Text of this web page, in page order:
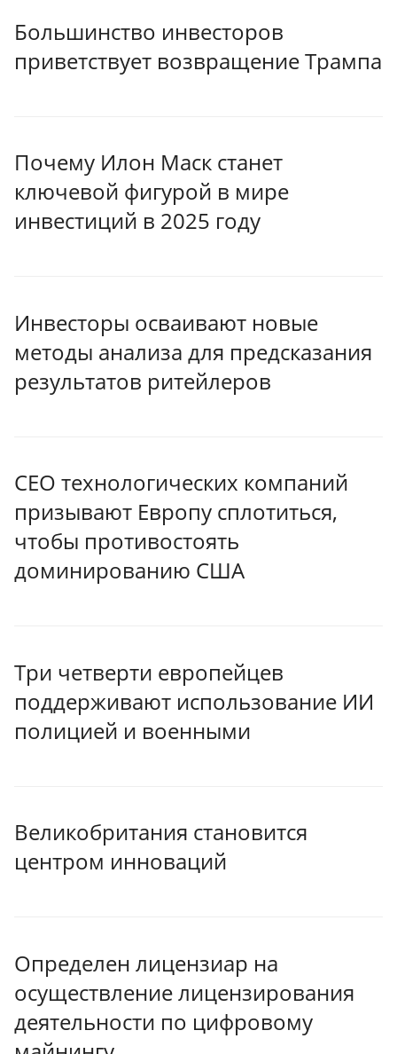
Большинство инвесторов
приветствует возвращение Трампа
Почему Илон Маск станет
ключевой фигурой в мире
инвестиций в 2025 году
Инвесторы осваивают новые
методы анализа для предсказания
результатов ритейлеров
CEO технологических компаний
призывают Европу сплотиться,
чтобы противостоять
доминированию США
Три четверти европейцев
поддерживают использование ИИ
полицией и военными
Великобритания становится
центром инноваций
Определен лицензиар на
осуществление лицензирования
деятельности по цифровому